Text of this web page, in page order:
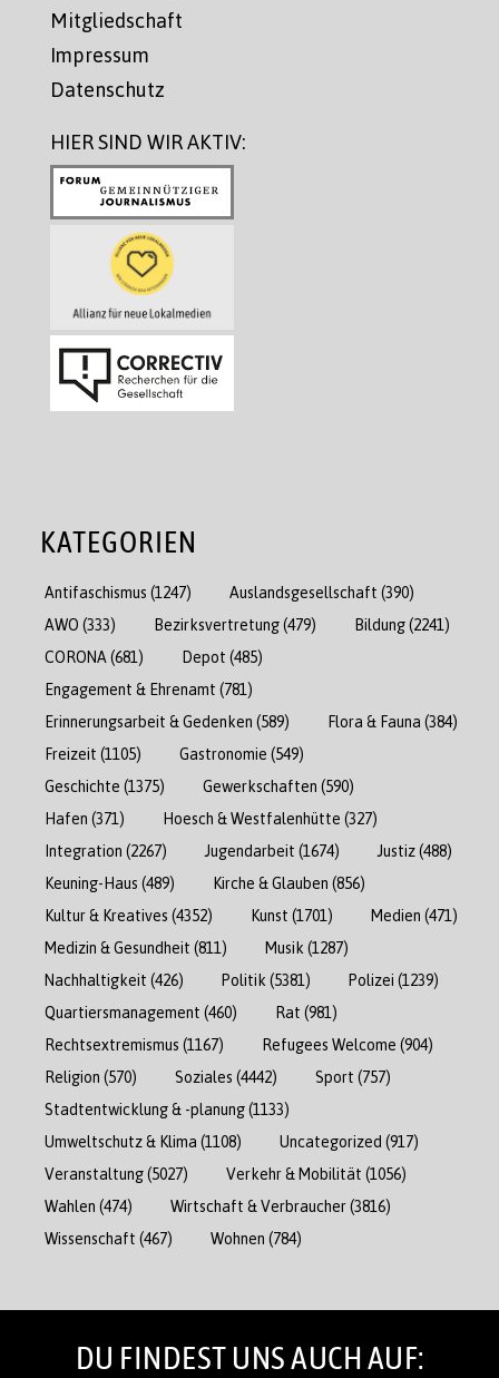
Mitgliedschaft
Impressum
Datenschutz
HIER SIND WIR AKTIV:
KATEGORIEN
Antifaschismus (1247) Auslandsgesellschaft (390)
AWO (333) Bezirksvertretung(479) Bildung(2241)
CORONA (681) Depot (485)
Engagement & Ehrenamt (781)
Erinnerungsarbeit & Gedenken (589) Flora & Fauna (384)
Freizeit (1105) Gastronomie (549)
Geschichte (1375) Gewerkschaften (590)
Hafen (371) Hoesch & Westfalenhütte (327)
Integration (2267) Jugendarbeit (1674) Justiz(488)
Keuning-Haus (489) Kirche & Glauben (856)
Kultur & Kreatives (4352) Kunst (1701) Medien (471)
Medizin & Gesundheit (811) Musik (1287)
Nachhaltigkeit (426) Politik (5381) Polizei (1239)
Quartiersmanagement (460) Rat (981)
Rechtsextremismus (1167) Refugees Welcome (904)
Religion (570) Soziales (4442) Sport (757)
Stadtentwicklung & -planung(1133)
Umweltschutz & Klima (1108) Uncategorized (917)
Veranstaltung(5027) Verkehr & Mobilität (1056)
Wahlen (474) Wirtschaft & Verbraucher(3816)
Wissenschaft (467) Wohnen (784)
DU FINDEST UNS AUCH AUF: